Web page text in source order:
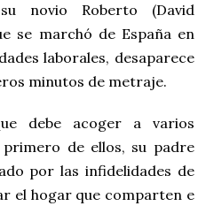
novio Roberto (David
se marchó de España en
laborales, desaparece
minutos de metraje.
debe acoger a varios
primero de ellos, su padre
por las infidelidades de
el hogar que comparten e